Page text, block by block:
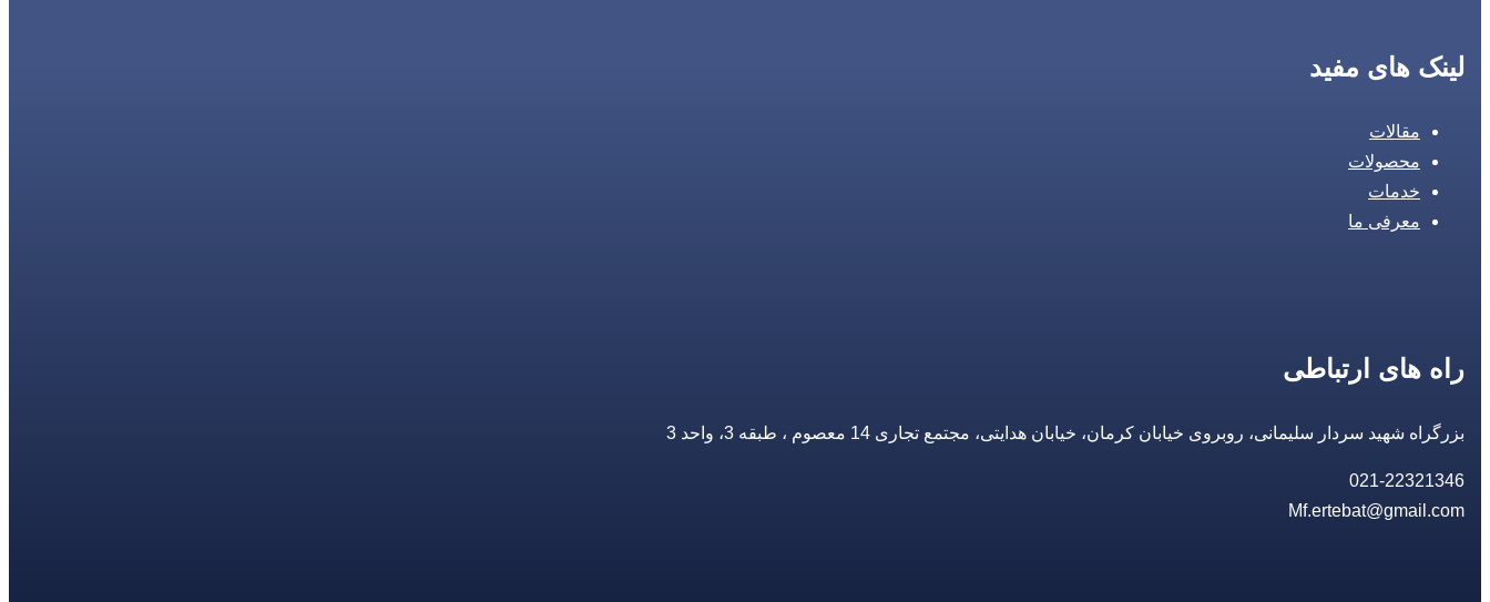
لینک های مفید
مقالات
محصولات
خدمات
معرفی ما
راه های ارتباطی
بزرگراه شهید سردار سلیمانی، روبروی خیابان کرمان، خیابان هدایتی، مجتمع تجاری 14 معصوم ، طبقه 3، واحد 3
021-22321346
Mf.ertebat@gmail.com